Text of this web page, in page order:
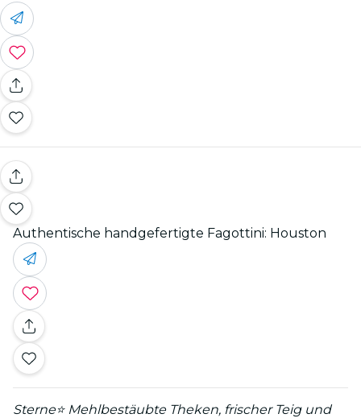
Authentische handgefertigte Fagottini: Houston
Sterne⭐ Mehlbestäubte Theken, frischer Teig und